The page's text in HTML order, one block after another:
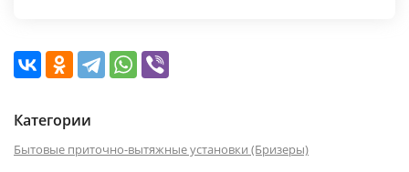
Категории
Бытовые приточно-вытяжные установки (Бризеры)